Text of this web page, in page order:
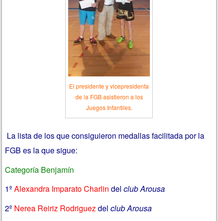
El presidente y vicepresidenta
de la FGB asistieron a los
Juegos Infantiles.
La lista de los que consiguieron medallas facilitada por la
FGB es la que sigue:
Categoría Benjamín
1ºAlexandra Imparato Charlin delclub Arousa
2º Nerea Reiriz Rodriguezdelclub Arousa